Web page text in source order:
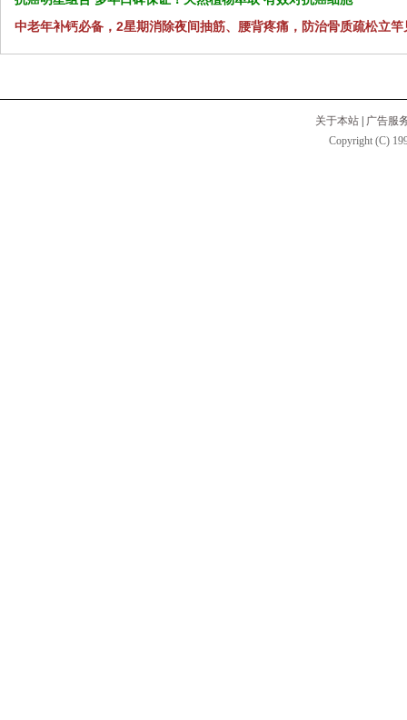
中老年补钙必备，2星期消除夜间抽筋、腰背疼痛，防治骨质疏松立竿
关于本站
广告服
Copyright (C)